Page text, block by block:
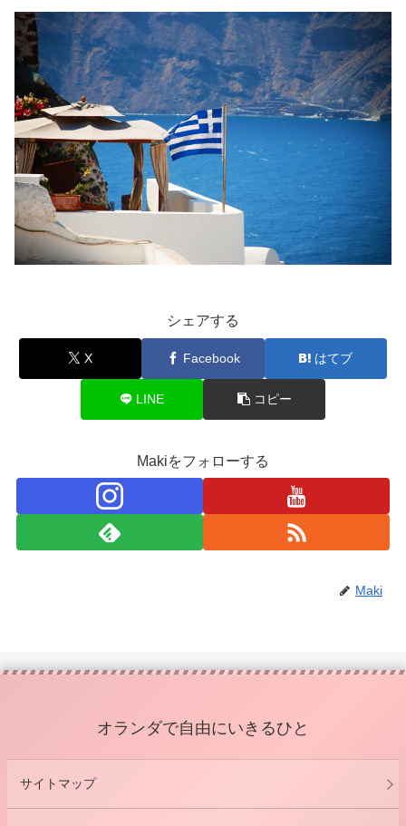
シェアする
X Facebook はてブ
LINE コピー
Makiをフォローする
Maki
オランダで自由にいきるひと
サイトマップ